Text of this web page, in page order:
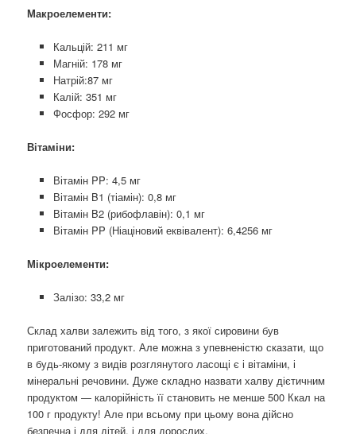
Макроелементи:
Кальцій: 211 мг
Магній: 178 мг
Натрій:87 мг
Калій: 351 мг
Фосфор: 292 мг
Вітаміни:
Вітамін PP: 4,5 мг
Вітамін B1 (тіамін): 0,8 мг
Вітамін B2 (рибофлавін): 0,1 мг
Вітамін PP (Ніаціновий еквівалент): 6,4256 мг
Мікроелементи:
Залізо: 33,2 мг
Склад халви залежить від того, з якої сировини був
приготований продукт. Але можна з упевненістю сказати, що
в будь-якому з видів розглянутого ласощі є і вітаміни, і
мінеральні речовини. Дуже складно назвати халву дієтичним
продуктом — калорійність її становить не менше 500 Ккал на
100 г продукту! Але при всьому при цьому вона дійсно
безпечна і для дітей, і для дорослих.